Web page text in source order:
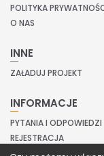
POLITYKA
O NAS
INNE
ZAŁADUJ PROJEKT
INFORMACJE
PYTANIA I ODPOWIEDZI
REJESTRACJA
LOGOWANIE